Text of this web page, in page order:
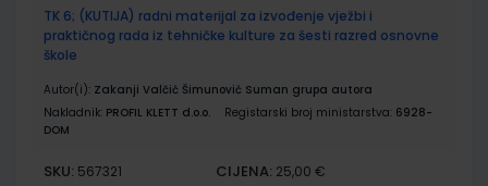
TK 6; (KUTIJA) radni materijal za izvođenje vježbi i
praktičnog rada iz tehničke kulture za šesti razred osnovne
škole
Autor(i): Zakanji Valčić Šimunović Suman grupa autora
Nakladnik: PROFIL KLETT d.o.o. Registarski broj ministarstva: 6928-
DOM
SKU: 567321 CIJENA: 25,00 €